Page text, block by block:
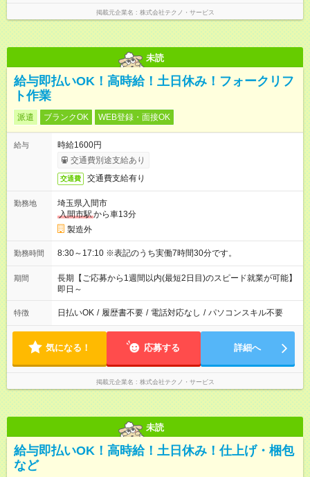
掲載元企業名 株式会社テクノ・サービス
未読
給与即払いOK！高時給！土日休み！フォークリフ
ト作業
派遣 ブランクOK WEB登録・面接OK
給与
時給1600円
交通費別途支給あり
交通費 交通費支給有り
勤務地
埼玉県入間市
入間市駅から車13分
製造外
勤務時間 8:30～17:10 ※表記のうち実働7時間30分です。
期間
長期【ご応募から1週間以内(最短2日目)のスピード就業が可能】
即日～
特徴 日払いOK / 履歴書不要 / 電話対応なし / パソコンスキル不要
気になる！ 応募する 詳細へ
掲載元企業名 株式会社テクノ・サービス
未読
給与即払いOK！高時給！土日休み！仕上げ・梱包
など